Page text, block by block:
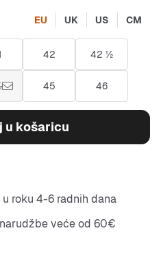
EU UK US CM
42 42 ½
45 46
u košaricu
roku 4-6 radnih dana
veće od 60€